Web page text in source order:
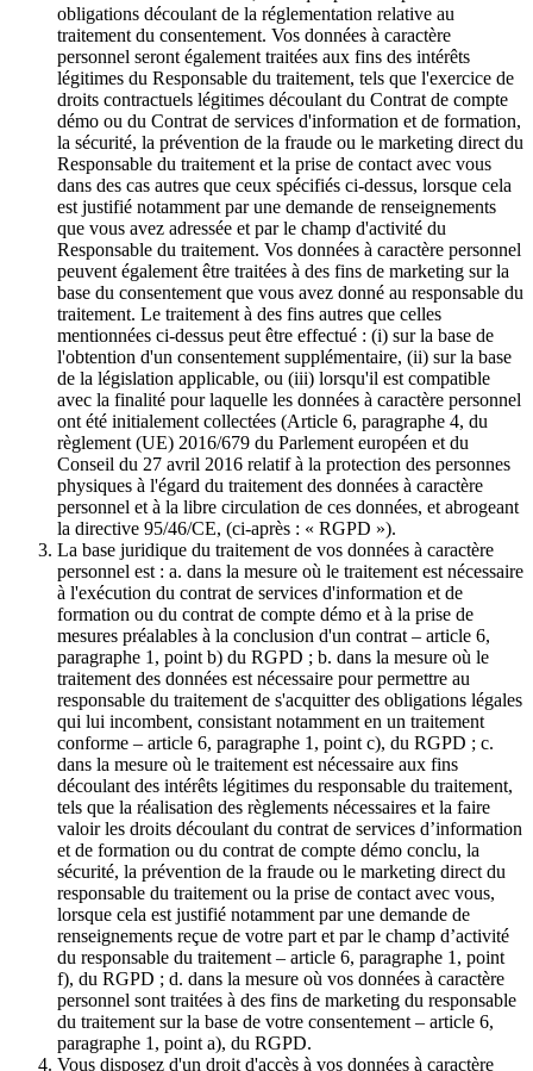
obligations découlant de la réglementation relative au
traitement du consentement. Vos données à caractère
personnel seront également traitées aux fins des intérêts
légitimes du Responsable du traitement, tels que l'exercice de
droits contractuels légitimes découlant du Contrat de compte
démo ou du Contrat de services d'information et de formation,
la sécurité, la prévention de la fraude ou le marketing direct du
Responsable du traitement et la prise de contact avec vous
dans des cas autres que ceux spécifiés ci-dessus, lorsque cela
est justifié notamment par une demande de renseignements
que vous avez adressée et par le champ d'activité du
Responsable du traitement. Vos données à caractère personnel
peuvent également être traitées à des fins de marketing sur la
base du consentement que vous avez donné au responsable du
traitement. Le traitement à des fins autres que celles
mentionnées ci-dessus peut être effectué : (i) sur la base de
l'obtention d'un consentement supplémentaire, (ii) sur la base
de la législation applicable, ou (iii) lorsqu'il est compatible
avec la finalité pour laquelle les données à caractère personnel
ont été initialement collectées (Article 6, paragraphe 4, du
règlement (UE) 2016/679 du Parlement européen et du
Conseil du 27 avril 2016 relatif à la protection des personnes
physiques à l'égard du traitement des données à caractère
personnel et à la libre circulation de ces données, et abrogeant
la directive 95/46/CE, (ci-après : « RGPD »).
La base juridique du traitement de vos données à caractère
personnel est : a. dans la mesure où le traitement est nécessaire
à l'exécution du contrat de services d'information et de
formation ou du contrat de compte démo et à la prise de
mesures préalables à la conclusion d'un contrat – article 6,
paragraphe 1, point b) du RGPD ; b. dans la mesure où le
traitement des données est nécessaire pour permettre au
responsable du traitement de s'acquitter des obligations légales
qui lui incombent, consistant notamment en un traitement
conforme – article 6, paragraphe 1, point c), du RGPD ; c.
dans la mesure où le traitement est nécessaire aux fins
découlant des intérêts légitimes du responsable du traitement,
tels que la réalisation des règlements nécessaires et la faire
valoir les droits découlant du contrat de services d’information
et de formation ou du contrat de compte démo conclu, la
sécurité, la prévention de la fraude ou le marketing direct du
responsable du traitement ou la prise de contact avec vous,
lorsque cela est justifié notamment par une demande de
renseignements reçue de votre part et par le champ d’activité
du responsable du traitement – article 6, paragraphe 1, point
f), du RGPD ; d. dans la mesure où vos données à caractère
personnel sont traitées à des fins de marketing du responsable
du traitement sur la base de votre consentement – article 6,
paragraphe 1, point a), du RGPD.
Vous disposez d'un droit d'accès à vos données à caractère